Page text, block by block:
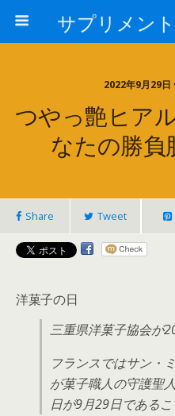
2022年9月29
つやっ艶ヒア
なたの勝負
Share Tweet
洋菓子の日
三重県洋菓子協会が
フランスではサン・
が菓子職人の守護聖
日が9月29日であるこ